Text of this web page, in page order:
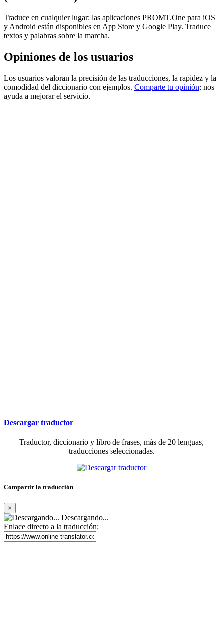
Traduce en cualquier lugar: las aplicaciones PROMT.One para iOS
y Android están disponibles en App Store y Google Play. Traduce
textos y palabras sobre la marcha.
Opiniones de los usuarios
Los usuarios valoran la precisión de las traducciones, la rapidez y la
comodidad del diccionario con ejemplos. Comparte tu opinión: nos
ayuda a mejorar el servicio.
Descargar traductor
Traductor, diccionario y libro de frases, más de 20 lenguas,
traducciones seleccionadas.
Compartir la traducción
×
Descargando...
Enlace directo a la traducción: